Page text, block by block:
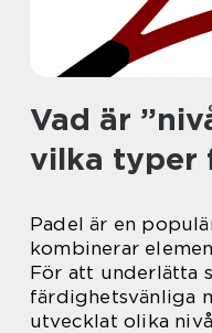
Vad är
vilka typer
Padel är en
kombinerar
För att underlätta
färdighetsvänliga
utvecklat olika